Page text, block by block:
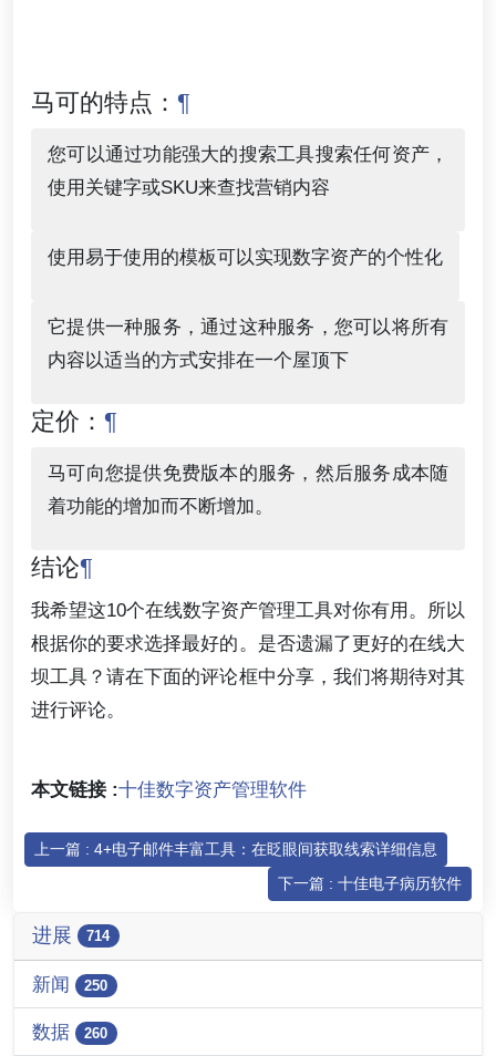
马可的特点： ¶
您可以通过功能强大的搜索工具搜索任何资产，
使用关键字或SKU来查找营销内容
使用易于使用的模板可以实现数字资产的个性化
它提供一种服务，通过这种服务，您可以将所有
内容以适当的方式安排在一个屋顶下
定价： ¶
马可向您提供免费版本的服务，然后服务成本随
着功能的增加而不断增加。
结论¶
我希望这10个在线数字资产管理工具对你有用。所以
根据你的要求选择最好的。是否遗漏了更好的在线大
坝工具？请在下面的评论框中分享，我们将期待对其
进行评论。
本文链接 :十佳数字资产管理软件
上一篇 : 4+电子邮件丰富工具：在眨眼间获取线索详细信息
下一篇 : 十佳电子病历软件
进展 714
新闻 250
数据 260